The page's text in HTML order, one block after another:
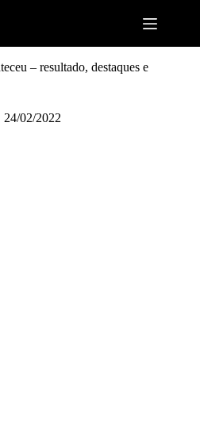
– resultado, destaques e
24/02/2022